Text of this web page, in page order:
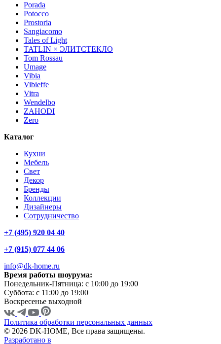
Porada
Potocco
Prostoria
Sangiacomo
Tales of Light
TATLIN × ЭЛИТСТЕКЛО
Tom Rossau
Umage
Vibia
Vibieffe
Vitra
Wendelbo
ZAHODI
Zero
Каталог
Кухни
Мебель
Свет
Декор
Бренды
Коллекции
Дизайнеры
Сотрудничество
+7 (495) 920 04 40
+7 (915) 077 44 06
info@dk-home.ru
Время работы шоурума:
Понедельник-Пятница: c 10:00 до 19:00
Суббота: c 11:00 до 19:00
Воскресенье выходной
Политика обработки персональных данных
© 2026 DK-HOME, Все права защищены.
Разработано в